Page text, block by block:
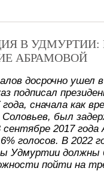
В
АБРАМОВОЙ
досрочно ушел
подписал
года, сначала как
был
2017 года
голосов. В 2022
Удмуртии
пойти на